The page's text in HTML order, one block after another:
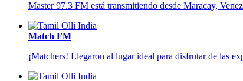
Master 97.3 FM está transmitiendo desde Maracay,
Match FM
¡Matchers! Llegaron al lugar ideal para disfrutar de las